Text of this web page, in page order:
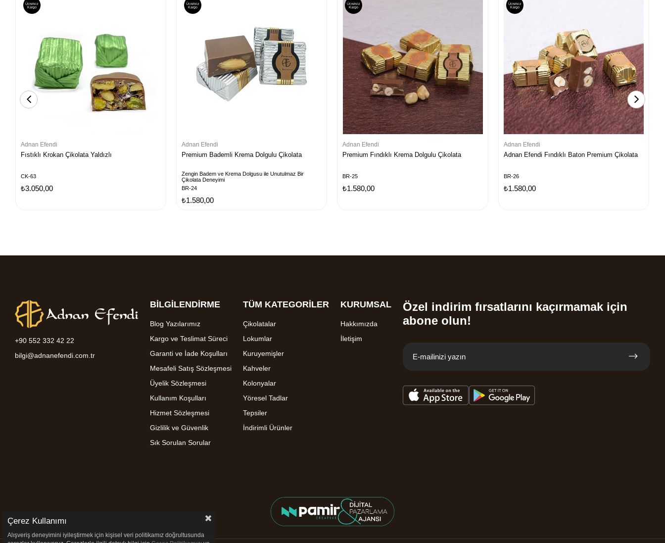
Adnan Efendi
Fıstıklı Krokan Çikolata Yaldızlı
CK-63
₺3.050,00
Ücretsiz
Kargo
Adnan Efendi
Premium Bademli Krema Dolgulu Çikolata
Zengin Badem ve Krema Dolgusu ile Unutulmaz Bir
Çikolata Deneyimi
BR-24
₺1.580,00
Ücretsiz
Kargo
Adnan Efendi
Premium Fındıklı Krema Dolgulu Çikolata
BR-25
₺1.580,00
Ücretsiz
Kargo
Adnan Efendi
Adnan Efendi Fındıklı Baton Premium Çikolata
BR-26
₺1.580,00
Ücretsiz
Kargo
+90 552 332 42 22
bilgi@adnanefendi.com.tr
BİLGİLENDİRME
Blog Yazılarımız
Kargo ve Teslimat Süreci
Garanti ve İade Koşulları
Mesafeli Satış Sözleşmesi
Üyelik Sözleşmesi
Kullanım Koşulları
Hizmet Sözleşmesi
Gizlilik ve Güvenlik
Sık Sorulan Sorular
TÜM KATEGORİLER
Çikolatalar
Lokumlar
Kuruyemişler
Kahveler
Kolonyalar
Yöresel Tadlar
Tepsiler
İndirimli Ürünler
KURUMSAL
Hakkımızda
İletişim
Özel indirim fırsatlarını kaçırmamak için
abone olun!
Çerez Kullanımı
Alışveriş deneyimini iyileştirmek için kişisel veri politikamız doğrultusunda